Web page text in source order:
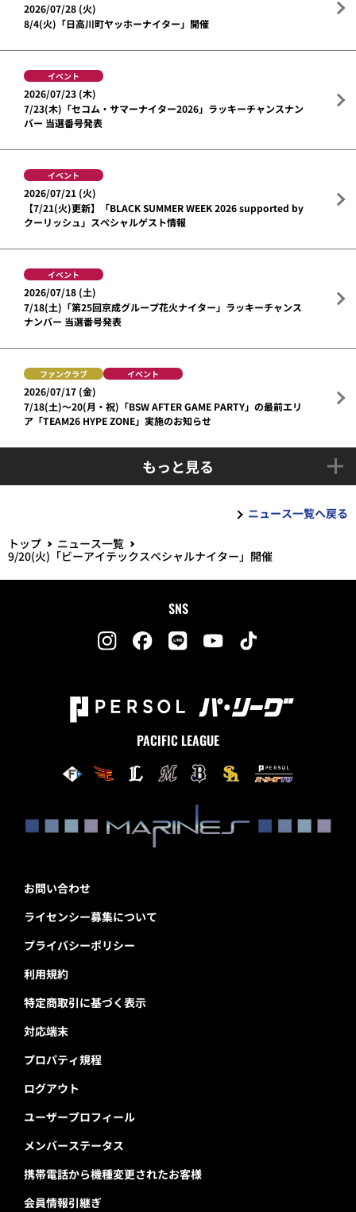
2026/07/28 (火)
8/4(火)「日高川町ヤッホーナイター」開催
イベント
2026/07/23 (木)
7/23(木)「セコム・サマーナイター2026」ラッキーチャンスナン
バー 当選番号発表
イベント
2026/07/21 (火)
【7/21(火)更新】「BLACK SUMMER WEEK 2026 supported by
クーリッシュ」スペシャルゲスト情報
イベント
2026/07/18 (土)
7/18(土)「第25回京成グループ花火ナイター」ラッキーチャンス
ナンバー 当選番号発表
ファンクラブ イベント
2026/07/17 (金)
7/18(土)～20(月・祝)「BSW AFTER GAME PARTY」の最前エリ
ア「TEAM26 HYPE ZONE」実施のお知らせ
もっと見る
ニュース一覧へ戻る
トップ
ニュース一覧
9/20(火)「ビーアイテックスペシャルナイター」開催
SNS
PACIFIC LEAGUE
お問い合わせ
ライセンシー募集について
プライバシーポリシー
利用規約
特定商取引に基づく表示
対応端末
プロパティ規程
ログアウト
ユーザープロフィール
メンバーステータス
携帯電話から機種変更されたお客様
会員情報引継ぎ